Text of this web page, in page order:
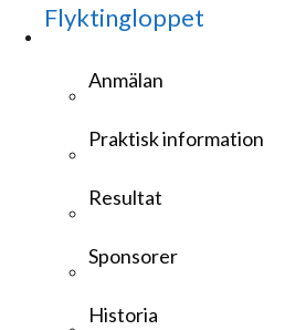
Flyktingloppet
Anmälan
Praktisk information
Resultat
Sponsorer
Historia